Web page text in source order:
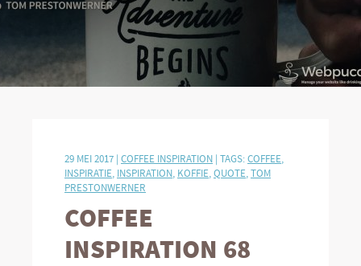
29 MEI 2017 | COFFEE INSPIRATION | TAGS:COFFEE
INSPIRATIE INSPIRATION KOFFIE QUOTE TOM
PRESTONWERNER
COFFEE
INSPIRATION 68